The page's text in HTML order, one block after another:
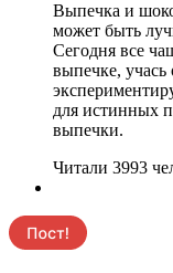
Выпечка и
может быть
Сегодня все
выпечке, учась
для истинных
выпечки.
Читали 3993